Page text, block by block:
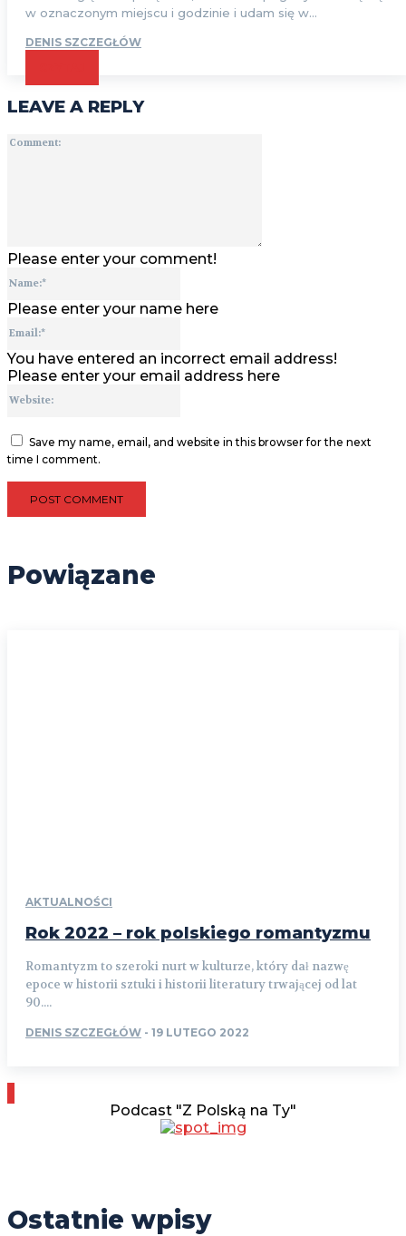
w oznaczonym miejscu i godzinie i udam się w...
DENIS SZCZEGŁÓW
LEAVE A REPLY
Please enter your comment!
Please enter your name here
You have entered an incorrect email address!
Please enter your email address here
Save my name, email, and website in this browser for the next
time I comment.
Powiązane
AKTUALNOŚCI
Rok 2022 – rok polskiego romantyzmu
Romantyzm to szeroki nurt w kulturze, który dał nazwę
epoce w historii sztuki i historii literatury trwającej od lat
90....
DENIS SZCZEGŁÓW - 19 LUTEGO 2022
Podcast "Z Polską na Ty"
Ostatnie wpisy